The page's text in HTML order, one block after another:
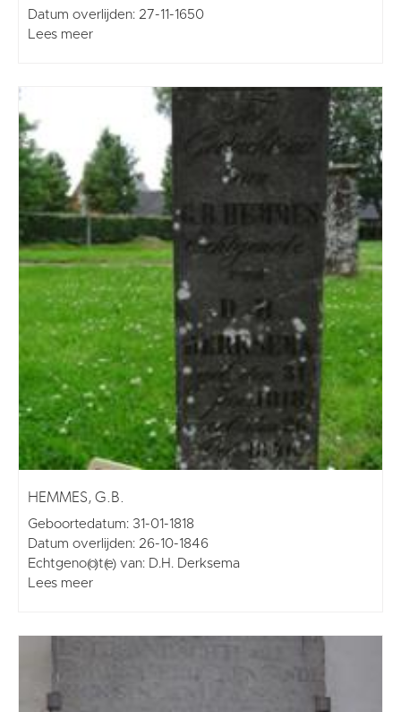
Datum overlijden: 27-11-1650
Lees meer
HEMMES, G.B.
Geboortedatum: 31-01-1818
Datum overlijden: 26-10-1846
Echtgeno(o)t(e) van: D.H. Derksema
Lees meer